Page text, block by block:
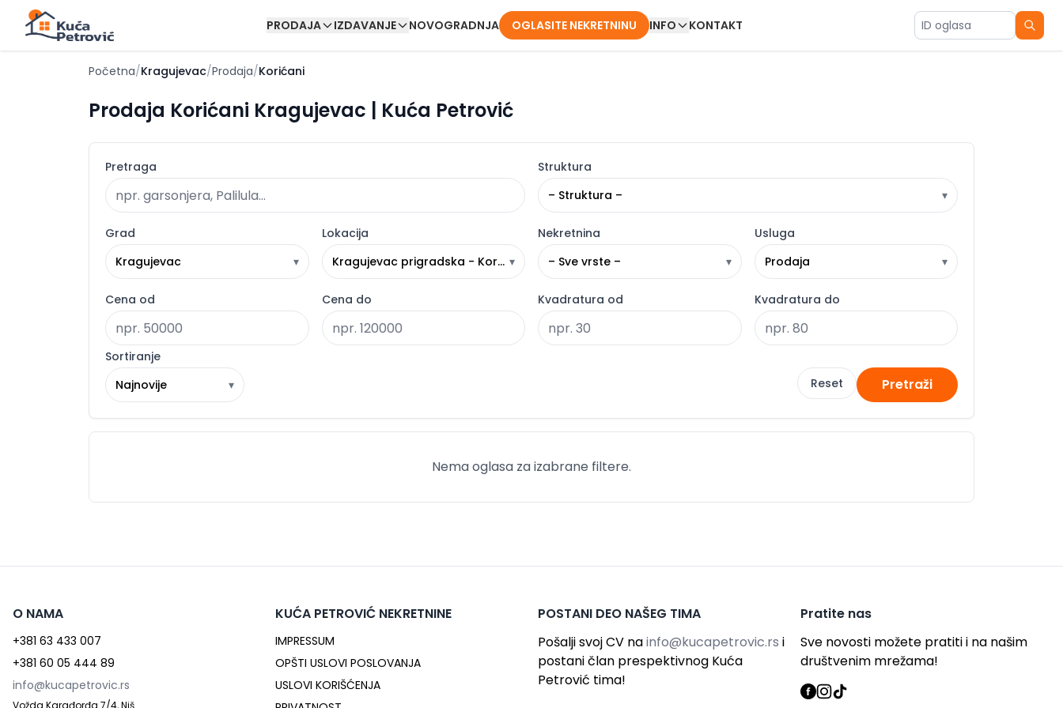
PRODAJA IZDAVANJE NOVOGRADNJA OGLASITE NEKRETNINU INFO KONTAKT ID oglasa
Početna/Kragujevac/Prodaja/Korićani
Prodaja Korićani Kragujevac | Kuća Petrović
Pretraga
Struktura
– Struktura –
▾
Grad
Kragujevac
▾
Lokacija
Kragujevac prigradska - Korićani
▾
Nekretnina
– Sve vrste –
▾
Usluga
Prodaja
▾
Cena od Cena do Kvadratura od Kvadratura do
Sortiranje
Najnovije
▾ Reset Pretraži
Nema oglasa za izabrane filtere.
O NAMA
+381 63 433 007
+381 60 05 444 89
info@kucapetrovic.rs
Vožda Karađorđa 7/4, Niš
KUĆA PETROVIĆ NEKRETNINE
IMPRESSUM
OPŠTI USLOVI POSLOVANJA
USLOVI KORIŠĆENJA
POSTANI DEO NAŠEG TIMA
Pošalji svoj CV nainfo@kucapetrovic.rs i
postani član prespektivnog Kuća
Petrović tima!
Pratite nas
Sve novosti možete pratiti i na našim
društvenim mrežama!